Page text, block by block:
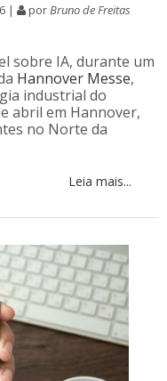
| porBruno de Freitas
sobre IA, durante um
Hannover Messe,
industrial do
abril em Hannover,
no Norte da
Leia mais...